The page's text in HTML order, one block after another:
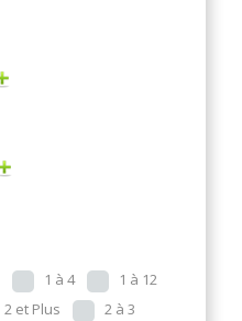
1 à 4
1 à 12
2 et Plus
2 à 3